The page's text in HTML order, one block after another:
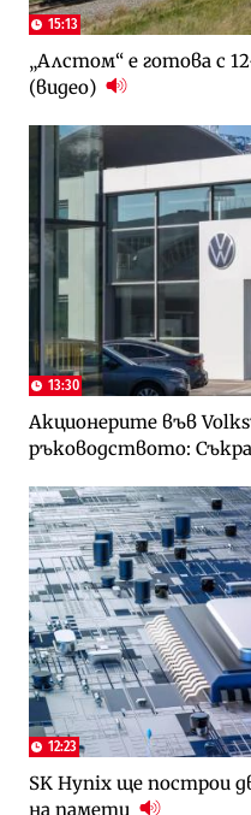
15:13
„Алстом“ е готова с
(видео)
13:30
Акционерите във
ръководството:
12:23
SK Hynix ще построи
на памети